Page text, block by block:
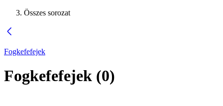
Összes sorozat
Fogkefefejek
Fogkefefejek (0)